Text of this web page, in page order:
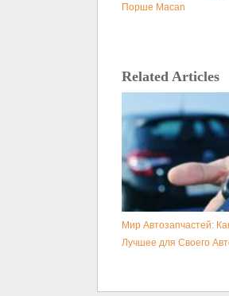
Порше Macan
Related Articles
Мир Автозапчастей:
Лучшее для Своего